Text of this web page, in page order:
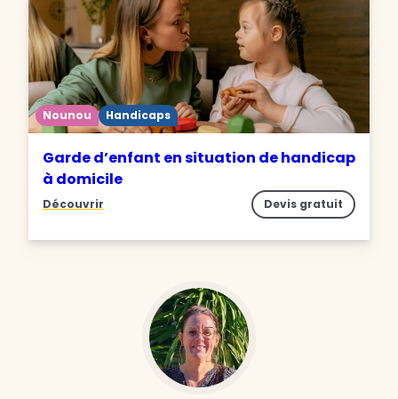
Nounou Handicaps
Garde d’enfant en situation de handicap
à domicile
Découvrir Devis gratuit